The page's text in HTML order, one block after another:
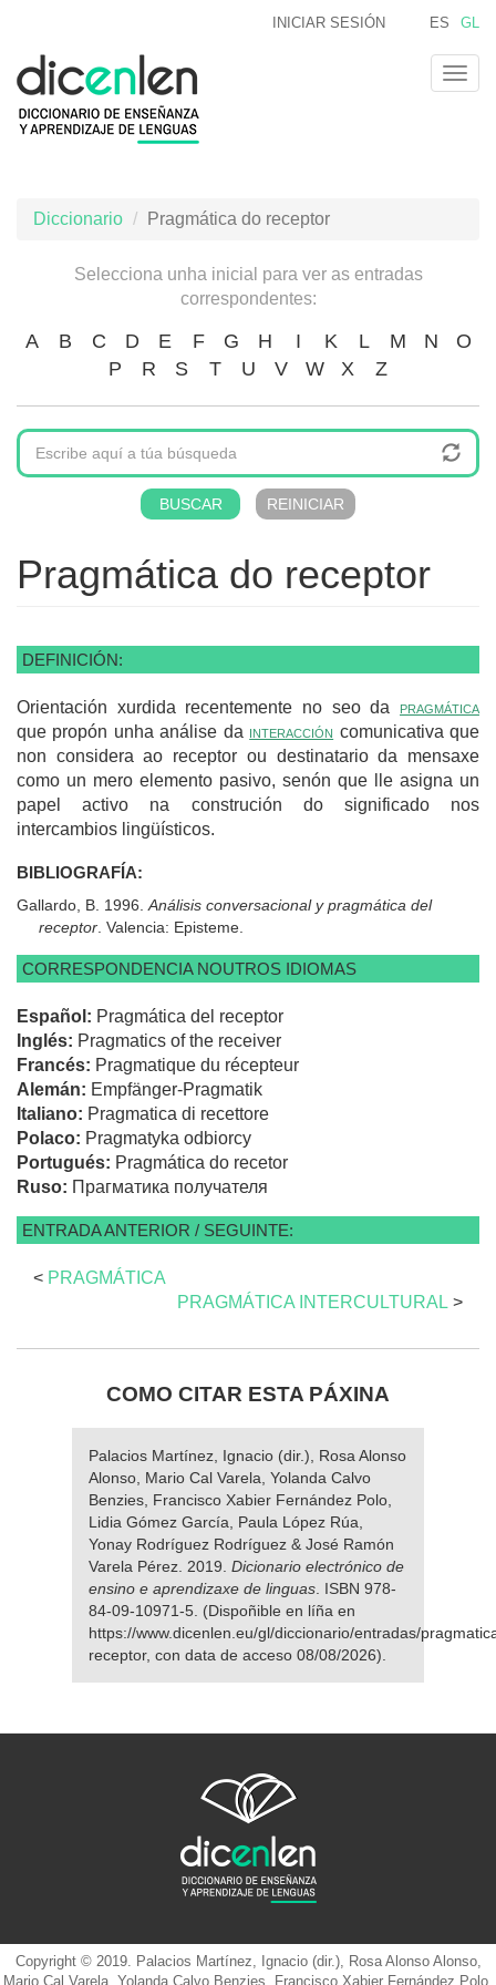
contido
principal
ES GL
INICIAR SESIÓN
Diccionario Pragmática do receptor
Selecciona unha inicial para ver as entradas
correspondentes:
A B C D E F G H I K L M N
O
P
R S T U V W X Z
Pragmática do receptor
DEFINICIÓN:
Orientación xurdida recentemente no seo da pragmática
que propón unha análise da interacción comunicativa que
non considera ao receptor ou destinatario da mensaxe
como un mero elemento pasivo, senón que lle asigna un
papel activo na construción do significado nos
intercambios lingüísticos.
BIBLIOGRAFÍA:
Gallardo, B. 1996. Análisis conversacional y pragmática del
receptor . Valencia: Episteme.
CORRESPONDENCIA NOUTROS IDIOMAS
Español: Pragmática del receptor
Inglés: Pragmatics of the receiver
Francés: Pragmatique du récepteur
Alemán: Empfänger-Pragmatik
Italiano: Pragmatica di recettore
Polaco: Pragmatyka odbiorcy
Portugués: Pragmática do recetor
Ruso: Прагматика получателя
ENTRADA ANTERIOR / SEGUINTE:
< PRAGMÁTICA
PRAGMÁTICA INTERCULTURAL >
COMO CITAR ESTA PÁXINA
Palacios Martínez, Ignacio (dir.), Rosa Alonso
Alonso, Mario Cal Varela, Yolanda Calvo
Benzies, Francisco Xabier Fernández Polo,
Lidia Gómez García, Paula López Rúa,
Yonay Rodríguez Rodríguez & José Ramón
Varela Pérez. 2019. Dicionario electrónico de
ensino e aprendizaxe de linguas . ISBN 978-
84-09-10971-5. (Dispoñible en líña en
https://www.dicenlen.eu/gl/diccionario/entradas/
receptor, con data de acceso 08/08/2026).
Copyright © 2019. Palacios Martínez, Ignacio (dir.), Rosa Alonso Alonso,
Mario Cal Varela, Yolanda Calvo Benzies, Francisco Xabier Fernández Polo,